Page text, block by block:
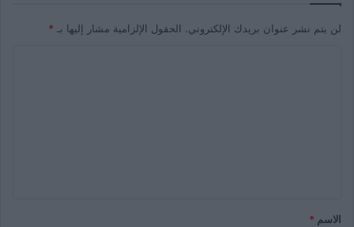
لن يتم نشر عنوان بريدك الإلكتروني. الحقول الإلزامية مشار إليها بـ *
الاسم *